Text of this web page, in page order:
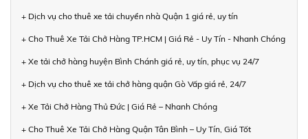
+ Dịch vụ cho thuê xe tải chuyển nhà Quận 1 giá rẻ, uy tín
+ Cho Thuê Xe Tải Chở Hàng TP.HCM | Giá Rẻ - Uy Tín - Nhanh Chóng
+ Xe tải chở hàng huyện Bình Chánh giá rẻ, uy tín, phục vụ 24/7
+ Dịch vụ cho thuê xe tải chở hàng quận Gò Vấp giá rẻ, 24/7
+ Xe Tải Chở Hàng Thủ Đức | Giá Rẻ – Nhanh Chóng
+ Cho Thuê Xe Tải Chở Hàng Quận Tân Bình – Uy Tín, Giá Tốt